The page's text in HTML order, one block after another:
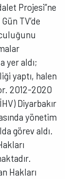
Projesi”ne
TV’de
yer aldı;
yaptı, halen
2012-2020
Diyarbakır
yönetim
görev aldı.
Hakları